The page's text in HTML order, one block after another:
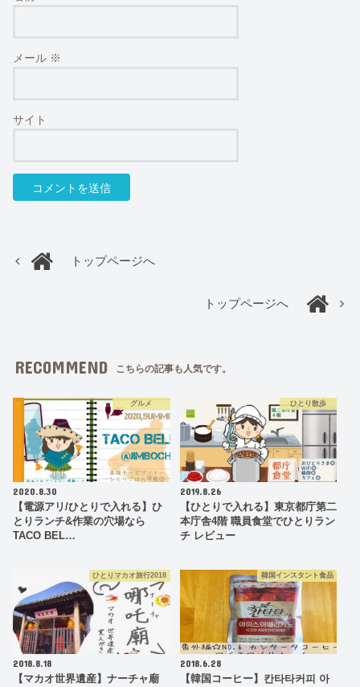
メール ※
サイト
トップページへ
トップページへ
RECOMMEND こちらの記事も人気です。
グルメ
2020.8.30
【電源アリ/ひとりで入れる】ひ
とりランチ&作業の穴場なら
TACO BEL…
ひとり散歩
2019.8.26
【ひとりで入れる】東京都庁第二
本庁舎4階 職員食堂でひとりラン
チ レビュー
ひとりマカオ旅行2018
2018.8.18
【マカオ世界遺産】ナーチャ廟
韓国インスタント食品
2018.6.28
【韓国コーヒー】칸타타커피 아